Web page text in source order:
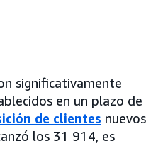
significativamente
en un plazo de
de clientes nuevos
los 31 914, es